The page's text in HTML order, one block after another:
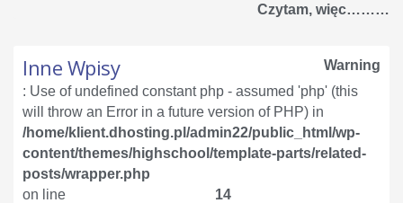
Czytam, więc………
Inne Wpisy
Warning
: Use of undefined constant php - assumed 'php' (this
will throw an Error in a future version of PHP) in
/home/klient.dhosting.pl/admin22/public_html/wp-
content/themes/highschool/template-parts/related-
posts/wrapper.php
on line
14